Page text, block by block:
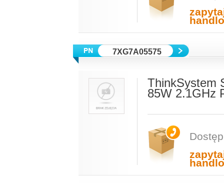
7XG7A05575
ThinkSystem
85W 2.1GHz